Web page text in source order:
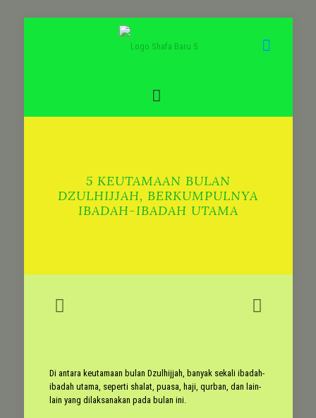
5 KEUTAMAAN BULAN
DZULHIJJAH, BERKUMPULNYA
IBADAH-IBADAH UTAMA
Di antara keutamaan bulan Dzulhijjah, banyak sekali ibadah-
ibadah utama, seperti shalat, puasa, haji, qurban, dan lain-
lain yang dilaksanakan pada bulan ini.